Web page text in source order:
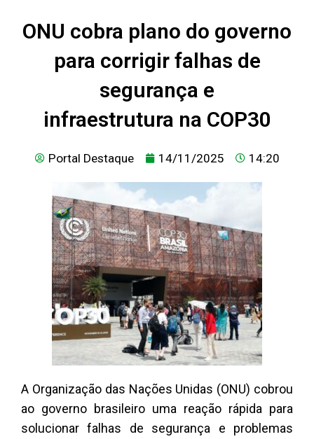
ONU cobra plano do governo
para corrigir falhas de
segurança e
infraestrutura na COP30
Portal Destaque 14/11/2025 14:20
A Organização das Nações Unidas (ONU) cobrou
ao governo brasileiro uma reação rápida para
solucionar falhas de segurança e problemas